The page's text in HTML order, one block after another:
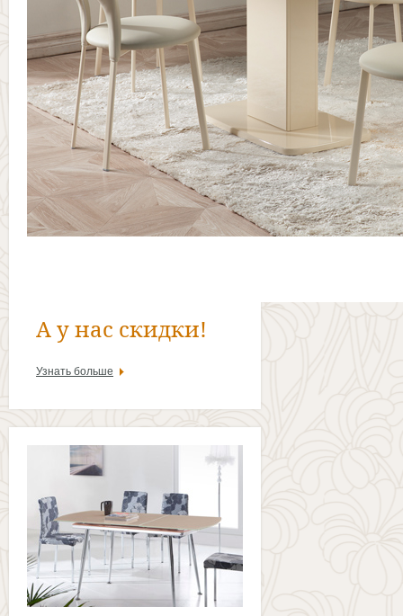
А у нас скидки!
Узнать больше